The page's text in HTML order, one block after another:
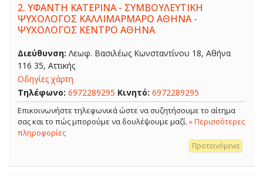
2. ΥΦΑΝΤΗ ΚΑΤΕΡΙΝΑ - ΣΥΜΒΟΥΛΕΥΤΙΚΗ
ΨΥΧΟΛΟΓΟΣ ΚΑΛΛΙΜΑΡΜΑΡΟ ΑΘΗΝΑ -
ΨΥΧΟΛΟΓΟΣ ΚΕΝΤΡΟ ΑΘΗΝΑ
Διεύθυνση: Λεωφ. Βασιλέως Κωνσταντίνου 18, Αθήνα
116 35, Αττικής
Οδηγίες χάρτη
Τηλέφωνο: 6972289295 Κινητό: 6972289295
Επικοινωνήστε τηλεφωνικά ώστε να συζητήσουμε το αίτημα
σας και το πώς μπορούμε να δουλέψουμε μαζί. » Περισσότερες
πληροφορίες
Προτεινόμενα